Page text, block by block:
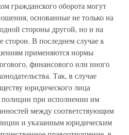
гражданского оборота могут
основанные не только на
стороны другой, но и на
сторон. В последнем случае к
применяются нормы
финансового или иного
Так, в случае
юридического лица
полиции при исполнении им
между соответствующим
и указанным юридическим